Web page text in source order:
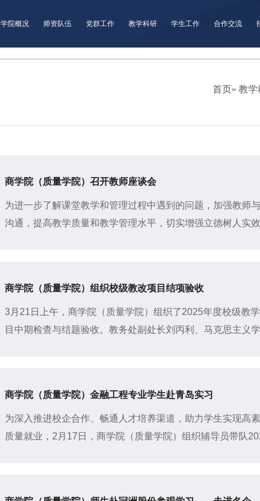
学院概况 师资队伍 党群工作 教学科研 学生工作 合作交流
首页»教学
商学院（质量学院）召开教师座谈会
为进一步了解课堂教学和管理过程中遇到的问题，加强教师
沟通，提高教学质量和教学管理水平，切实增强立德树人实
商学院（质量学院）组织校级教改项目结项验收
3月21日上午，商学院（质量学院）组织了2025年度校级教
目中期检查与结题验收。教务处副处长刘丙利、马克思主义
商学院（质量学院）金融工程专业学生赴青岛实习
为深入推进校企合作、畅通人才培养渠道，助力学生实现高
质量就业，2月17日，商学院（质量学院）组织辅导员带队